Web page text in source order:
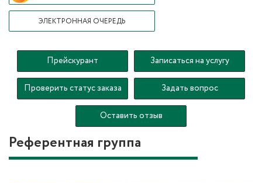
ЭЛЕКТРОННАЯ ОЧЕРЕДЬ
Прейскурант Записаться на услугу
Проверить статус заказа Задать вопрос
Оставить отзыв
Референтная группа